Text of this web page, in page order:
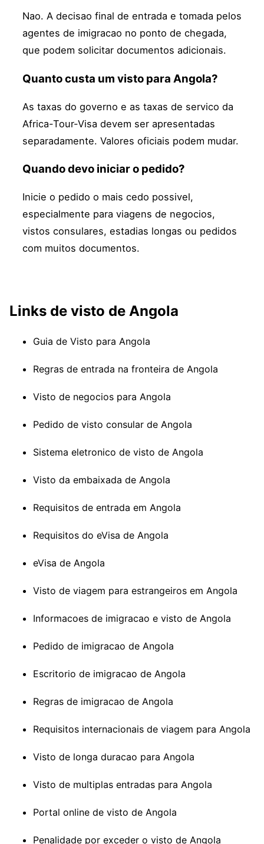
Nao. A decisao final de entrada e tomada pelos
agentes de imigracao no ponto de chegada,
que podem solicitar documentos adicionais.
Quanto custa um visto para Angola?
As taxas do governo e as taxas de servico da
Africa-Tour-Visa devem ser apresentadas
separadamente. Valores oficiais podem mudar.
Quando devo iniciar o pedido?
Inicie o pedido o mais cedo possivel,
especialmente para viagens de negocios,
vistos consulares, estadias longas ou pedidos
com muitos documentos.
Links de visto de Angola
Guia de Visto para Angola
Regras de entrada na fronteira de Angola
Visto de negocios para Angola
Pedido de visto consular de Angola
Sistema eletronico de visto de Angola
Visto da embaixada de Angola
Requisitos de entrada em Angola
Requisitos do eVisa de Angola
eVisa de Angola
Visto de viagem para estrangeiros em Angola
Informacoes de imigracao e visto de Angola
Pedido de imigracao de Angola
Escritorio de imigracao de Angola
Regras de imigracao de Angola
Requisitos internacionais de viagem para Angola
Visto de longa duracao para Angola
Visto de multiplas entradas para Angola
Portal online de visto de Angola
Penalidade por exceder o visto de Angola